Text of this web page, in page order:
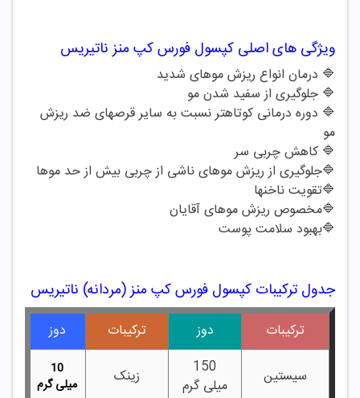
ویژگی های اصلی کپسول فورس کپ منز ناتیریس
🔷 درمان انواع ریزش موهای شدید
🔷 جلوگیری از سفید شدن مو
🔷 دوره درمانی کوتاهتر نسبت به سایر قرصهای ضد ریزش
مو
🔷 کاهش چربی سر
🔷جلوگیری از ریزش موهای ناشی از چربی بیش از حد موها
🔷تقویت ناخنها
🔷مخصوص ریزش موهای آقایان
🔷بهبود سلامت پوست
جدول ترکیبات کپسول فورس کپ منز (مردانه) ناتیریس
ترکیبات دوز ترکیبات دوز
سیستین
150
میلی گرم
زینک
10
میلی گرم